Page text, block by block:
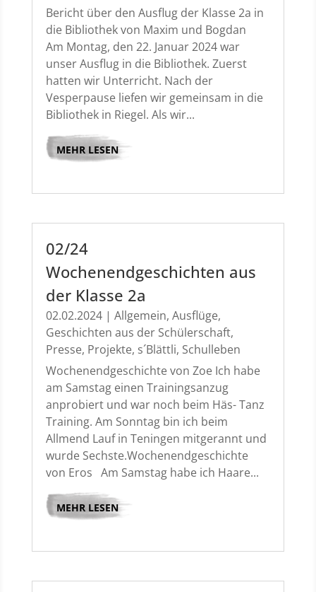
Bericht über den Ausflug der Klasse 2a in
die Bibliothek von Maxim und Bogdan
Am Montag, den 22. Januar 2024 war
unser Ausflug in die Bibliothek. Zuerst
hatten wir Unterricht. Nach der
Vesperpause liefen wir gemeinsam in die
Bibliothek in Riegel. Als wir...
MEHR LESEN
02/24
Wochenendgeschichten aus
der Klasse 2a
02.02.2024| Allgemein, Ausflüge,
Geschichten aus der Schülerschaft,
Presse, Projekte, s´Blättli, Schulleben
Wochenendgeschichte von Zoe Ich habe
am Samstag einen Trainingsanzug
anprobiert und war noch beim Häs- Tanz
Training. Am Sonntag bin ich beim
Allmend Lauf in Teningen mitgerannt und
wurde Sechste.Wochenendgeschichte
von Eros Am Samstag habe ich Haare...
MEHR LESEN